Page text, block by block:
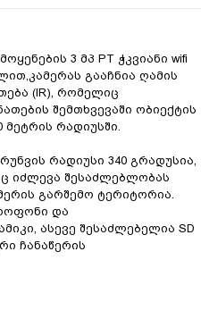
3 მპ PT ჭკვიანი wifi
გააჩნია ღამის
(IR), რომელიც
შემთხვევაში ობიექტის
მეტრის რადიუსში.
რადიუსი 340 გრადუსია,
იძლევა შესაძლებლობას
გარშემო ტერიტორია.
და
ასევე შესაძლებელია SD
ჩანაწერის